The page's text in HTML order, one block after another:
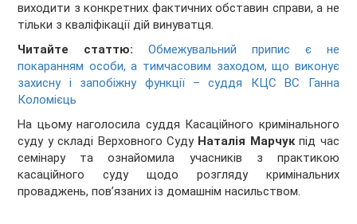
виходити з конкретних фактичних обставин справи, а не
тільки з кваліфікації дій винуватця.
Читайте статтю:
Обмежувальний припис є не
покаранням особи, а тимчасовим заходом, що виконує
захисну і запобіжну функції – суддя КЦС ВС Ганна
Коломієць
На цьому наголосила суддя Касаційного кримінального
суду у складі Верховного Суду Наталія Марчукпід час
семінару та ознайомила учасників з практикою
касаційного суду щодо розгляду кримінальних
проваджень, пов’язаних із домашнім насильством.